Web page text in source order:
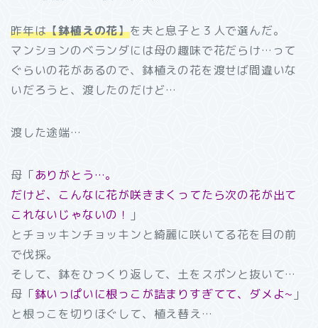
昨年は【鉢植えの花】を夫と息子と３人で選んだ。
マンションのベランダには母の趣味で花だらけ…って
ぐらいの花があるので、鉢植えの花を渡せば間違いな
いだろうと、渡したのだけど…
渡した途端…
母「ありがとう…。
だけど、こんなに花が咲きまくってたら次の花が出て
これないじゃないの！
」
とチョッキンチョッキンと綺麗に咲いてる花を目の前
で伐採。
そして、鉢をひっくり返して、土をスポンと抜いて…
母「鉢いっぱいに根っこが詰まりすぎてて、ダメよ~ 」
と根っこを切りほぐして、植え替え…